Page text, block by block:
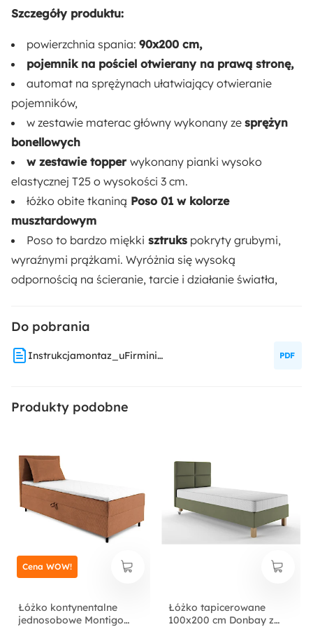
Prawa
Rodzaj łóżka:
Pojedyncze
Rodzaj wezgłowia:
Gładkie
Rodzaj podnośnika:
Sprężynowy
Materac:
Tak
Pojemnik na pościel:
206 cm
Wysokość nóżek:
10.2 cm
2
Styl:
Nowoczesny
Szczegóły produktu:
powierzchnia spania: 90x200 cm,
pojemnik na pościel otwierany na prawą stronę,
automat na sprężynach ułatwiający otwieranie
pojemników,
w zestawie materac główny wykonany ze sprężyn
bonellowych
w zestawie topper wykonany pianki wysoko
elastycznej T25 o wysokości 3 cm.
łóżko obite tkaniną Poso 01 w kolorze
musztardowym
Poso to bardzo miękki sztruks pokryty grubymi,
wyraźnymi prążkami. Wyróżnia się wysoką
odpornością na ścieranie, tarcie i działanie światła,
Do pobrania
Instrukcjamontaz_uFirmini_Charolle_Froncle_Montigo
Produkty podobne
Łóżko kontynentalne
jednosobowe Montigo
Cena WOW!
Łóżko tapicerowane
100x200 cm Donbay z